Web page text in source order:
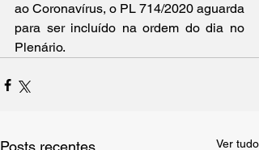
ao Coronavírus, o PL 714/2020 aguarda
para ser incluído na ordem do dia no
Plenário.
Posts recentes Ver tudo